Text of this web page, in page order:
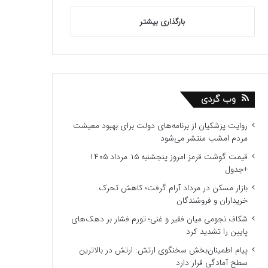
بارگذاری بیشتر
وب گردی
روایت پزشکیان از برنامه‌های دولت برای بهبود معیشت
مردم امشب منتشر می‌شود
قیمت گوشت قرمز امروز پنجشنبه ۱۵ مرداد ۱۴۰۵
+جدول
بازار مسکن در مرداد آرام گرفت؛ کاهش تحرک
خریداران و فروشندگان
شکاف نجومی میان فقیر و غنی؛ تورم فشار بر دهک‌های
پایین را تشدید کرد
پیام اطمینان‌بخش سخنگوی ارتش: ارتش در بالاترین
سطح آمادگی قرار دارد